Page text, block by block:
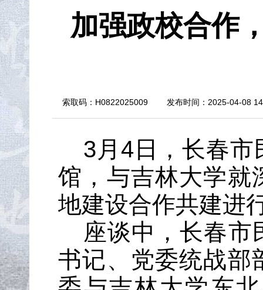
加强政校合作
索取码：H0822025009 发布时间：2025-04-08
3月 4日，长春
馆，与吉林大学就
地建设合作共建进
座谈中，长春市
书记、党委统战部